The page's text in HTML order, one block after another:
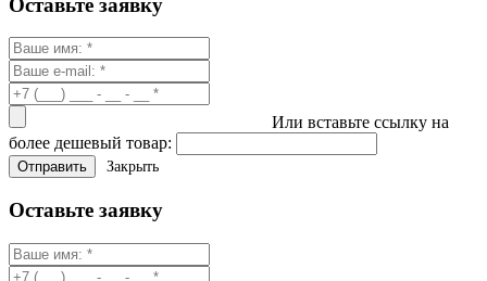
Или вставьте ссылку на
более дешевый товар:
Закрыть
Оставьте заявку